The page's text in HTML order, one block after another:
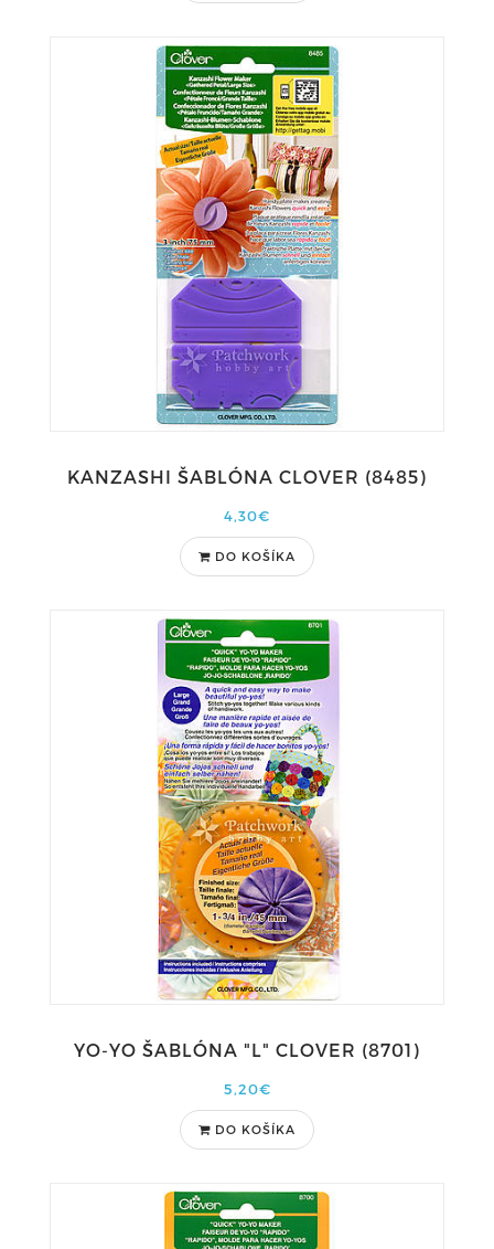
KANZASHI ŠABLÓNA CLOVER (8485)
4,30€
DO KOŠÍKA
YO-YO ŠABLÓNA "L" CLOVER (8701)
5,20€
DO KOŠÍKA